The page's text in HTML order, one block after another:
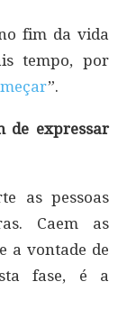
fim da vida
tempo, por
”.
de expressar
as pessoas
Caem as
e a vontade de
fase, é a